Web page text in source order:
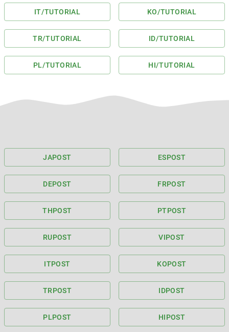
IT/TUTORIAL KO/TUTORIAL
TR/TUTORIAL ID/TUTORIAL
PL/TUTORIAL HI/TUTORIAL
JAPOST ESPOST
DEPOST FRPOST
THPOST PTPOST
RUPOST VIPOST
ITPOST KOPOST
TRPOST IDPOST
PLPOST HIPOST